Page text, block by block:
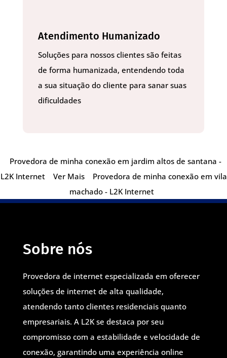
Atendimento Humanizado
Soluções para nossos clientes são feitas
de forma humanizada, entendendo toda
a sua situação do cliente para sanar suas
dificuldades
Provedora de minha conexão em jardim altos de santana -
L2K Internet
Ver Mais
Provedora de minha conexão em vila
machado - L2K Internet
Sobre nós
Provedora de internet especializada em oferecer
soluções de internet de alta qualidade,
atendendo tanto clientes residenciais quanto
empresariais. A L2K se destaca por seu
compromisso com a estabilidade e velocidade de
conexão, garantindo uma experiência online